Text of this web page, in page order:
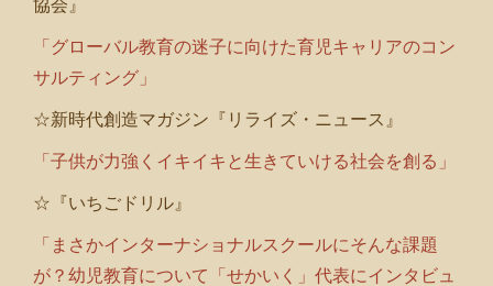
協会』
「グローバル教育の迷子に向けた育児キャリアのコン
サルティング」
☆新時代創造マガジン『リライズ・ニュース』
「子供が力強くイキイキと生きていける社会を創る」
☆『いちごドリル』
「まさかインターナショナルスクールにそんな課題
が？幼児教育について「せかいく」代表にインタビュ